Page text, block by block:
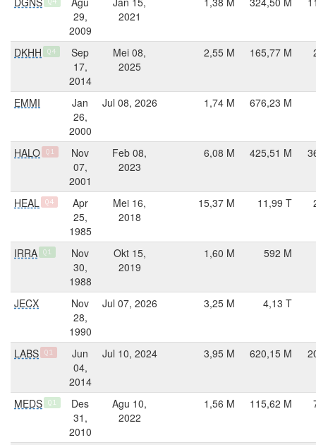
29,
2009
2021
DKHH Q4
Sep
17,
2014
Mei 08,
2025
2,55 M 165,77 M
EMMI
Jan
26,
2000
Jul 08, 2026 1,74 M 676,23 M
HALO Q1
Nov
07,
2001
Feb 08,
2023
6,08 M 425,51 M
HEAL Q4
Apr
25,
1985
Mei 16,
2018
15,37 M 11,99 T
IRRA Q1
Nov
30,
1988
Okt 15,
2019
1,60 M 592 M
JECX
Nov
28,
1990
Jul 07, 2026 3,25 M 4,13 T
LABS Q1
Jun
04,
2014
Jul 10, 2024 3,95 M 620,15 M
MEDS Q1
Des
31,
2010
Agu 10,
2022
1,56 M 115,62 M